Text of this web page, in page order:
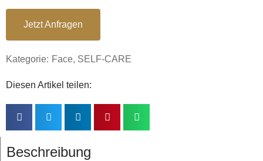
Jetzt Anfragen
Kategorie: Face, SELF-CARE
Diesen Artikel teilen:
Beschreibung